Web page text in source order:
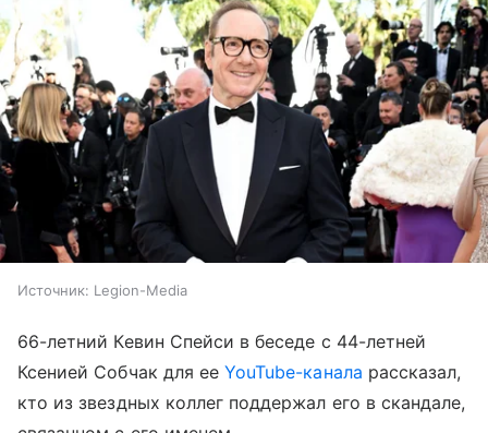
Источник: Legion-Media
66-летний Кевин Спейси в беседе с 44-летней
Ксенией Собчак для ееYouTube-канала рассказал,
кто из звездных коллег поддержал его в скандале,